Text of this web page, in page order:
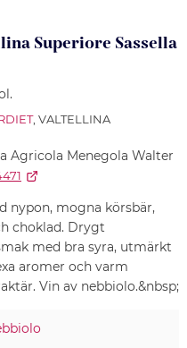
Superiore Sassella
, VALTELLINA
Agricola Menegola Walter
nypon, mogna körsbär,
choklad. Drygt
med bra syra, utmärkt
aromer och varm
Vin av nebbiolo.&nbsp;